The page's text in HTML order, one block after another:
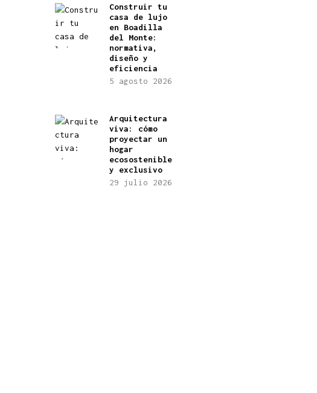
Construir tu
casa de lujo
en Boadilla
del Monte:
normativa,
diseño y
eficiencia
5 agosto 2026
Arquitectura
viva: cómo
proyectar un
hogar
ecosostenible
y exclusivo
29 julio 2026